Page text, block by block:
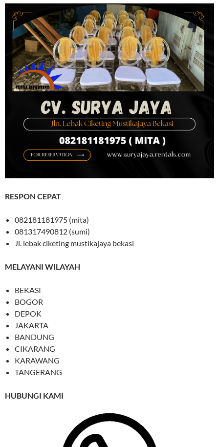
RESPON CEPAT
082181181975 (mita)
081317490812 (sumi)
Jl. lebak ciketing mustikajaya bekasi
MELAYANI WILAYAH
BEKASI
BOGOR
DEPOK
JAKARTA
BANDUNG
CIKARANG
KARAWANG
TANGERANG
HUBUNGI KAMI